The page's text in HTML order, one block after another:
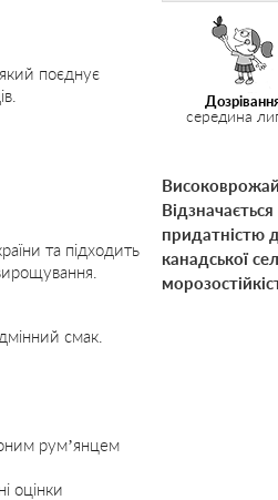
середина
придатністю
канадської
поєднує
та підходить
смак.
рум’янцем
оцінки